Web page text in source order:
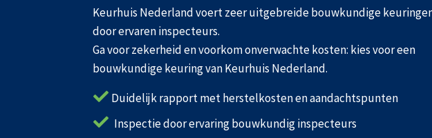
Keurhuis Nederland voert zeer uitgebreide bouwkundige
door ervaren inspecteurs.
Ga voor zekerheid en voorkom onverwachte kosten: kies voor een
bouwkundige keuring van Keurhuis Nederland.
 Duidelijk rapport met herstelkosten en aandachtspunten
 Inspectie door ervaring bouwkundig inspecteurs